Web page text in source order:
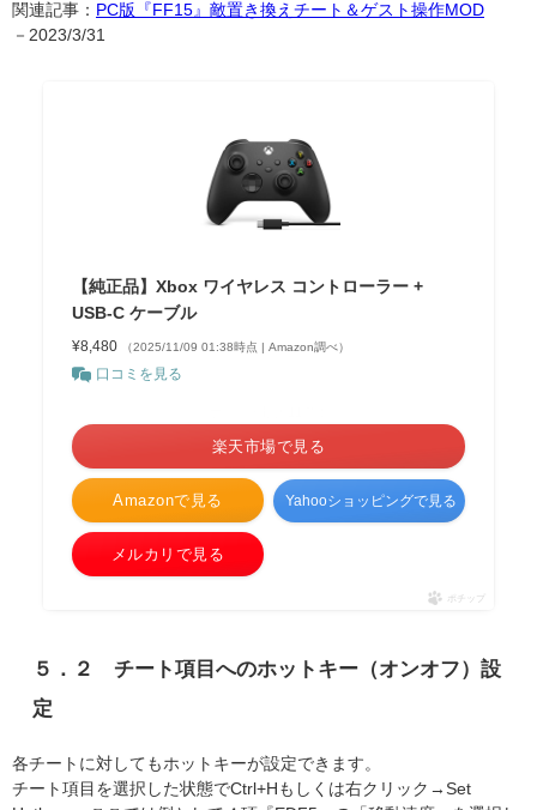
関連記事： PC版『FF15』敵置き換えチート＆ゲスト操作MOD
－2023/3/31
【純正品】Xbox ワイヤレス コントローラー +
USB-C ケーブル
¥8,480 （2025/11/09 01:38時点 | Amazon調べ）
口コミを見る
Amazonで見る
楽天市場で見る
Yahooショッピングで見る
メルカリで見る
ポチップ
５．２ チート項目へのホットキー（オンオフ）設
定
各チートに対してもホットキーが設定できます。
チート項目を選択した状態でCtrl+Hもしくは右クリック→Set